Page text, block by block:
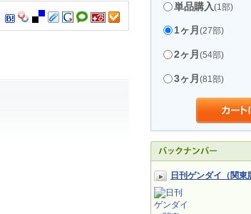
単品購入(1部)
1ヶ月 (27部)
2ヶ月 (54部)
3ヶ月 (81部)
日刊ゲンダイ（関